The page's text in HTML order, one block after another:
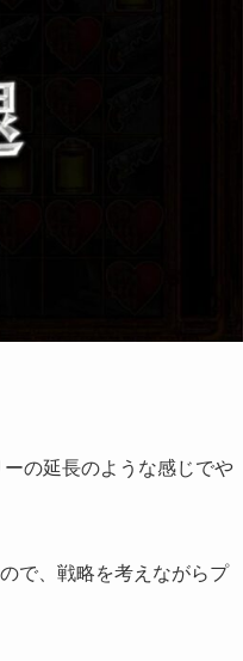
の延長のような感じでや
で、戦略を考えながらプ